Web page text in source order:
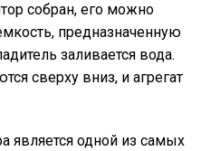
собран, его можно
предназначенную
заливается вода.
сверху вниз, и агрегат
является одной из самых